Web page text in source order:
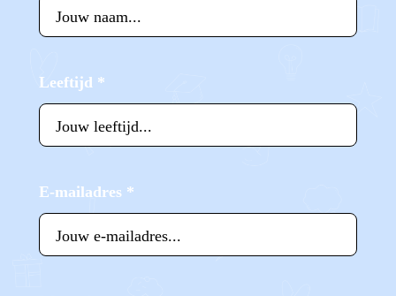
Leeftijd *
E-mailadres *